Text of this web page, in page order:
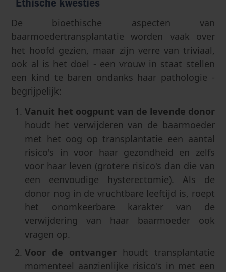
De bioethische aspecten van
baarmoedertransplantatie worden vaak over
het hoofd gezien, maar zijn verre van triviaal,
ook al is het doel - een vrouw in staat stellen
een kind te baren ondanks haar pathologie -
begrijpelijk:
Vanuit het oogpunt van de levende donor
houdt het verwijderen van de baarmoeder
met het oog op transplantatie een aantal
risico's in voor haar gezondheid en zelfs
voor haar leven (grotere risico's dan die van
een eenvoudige hysterectomie). Als de
donor nog in de vruchtbare leeftijd is, roept
het onomkeerbare karakter van de
verwijdering van haar baarmoeder ook
vragen op.
Voor de ontvanger houdt transplantatie
momenteel aanzienlijke risico's in met een